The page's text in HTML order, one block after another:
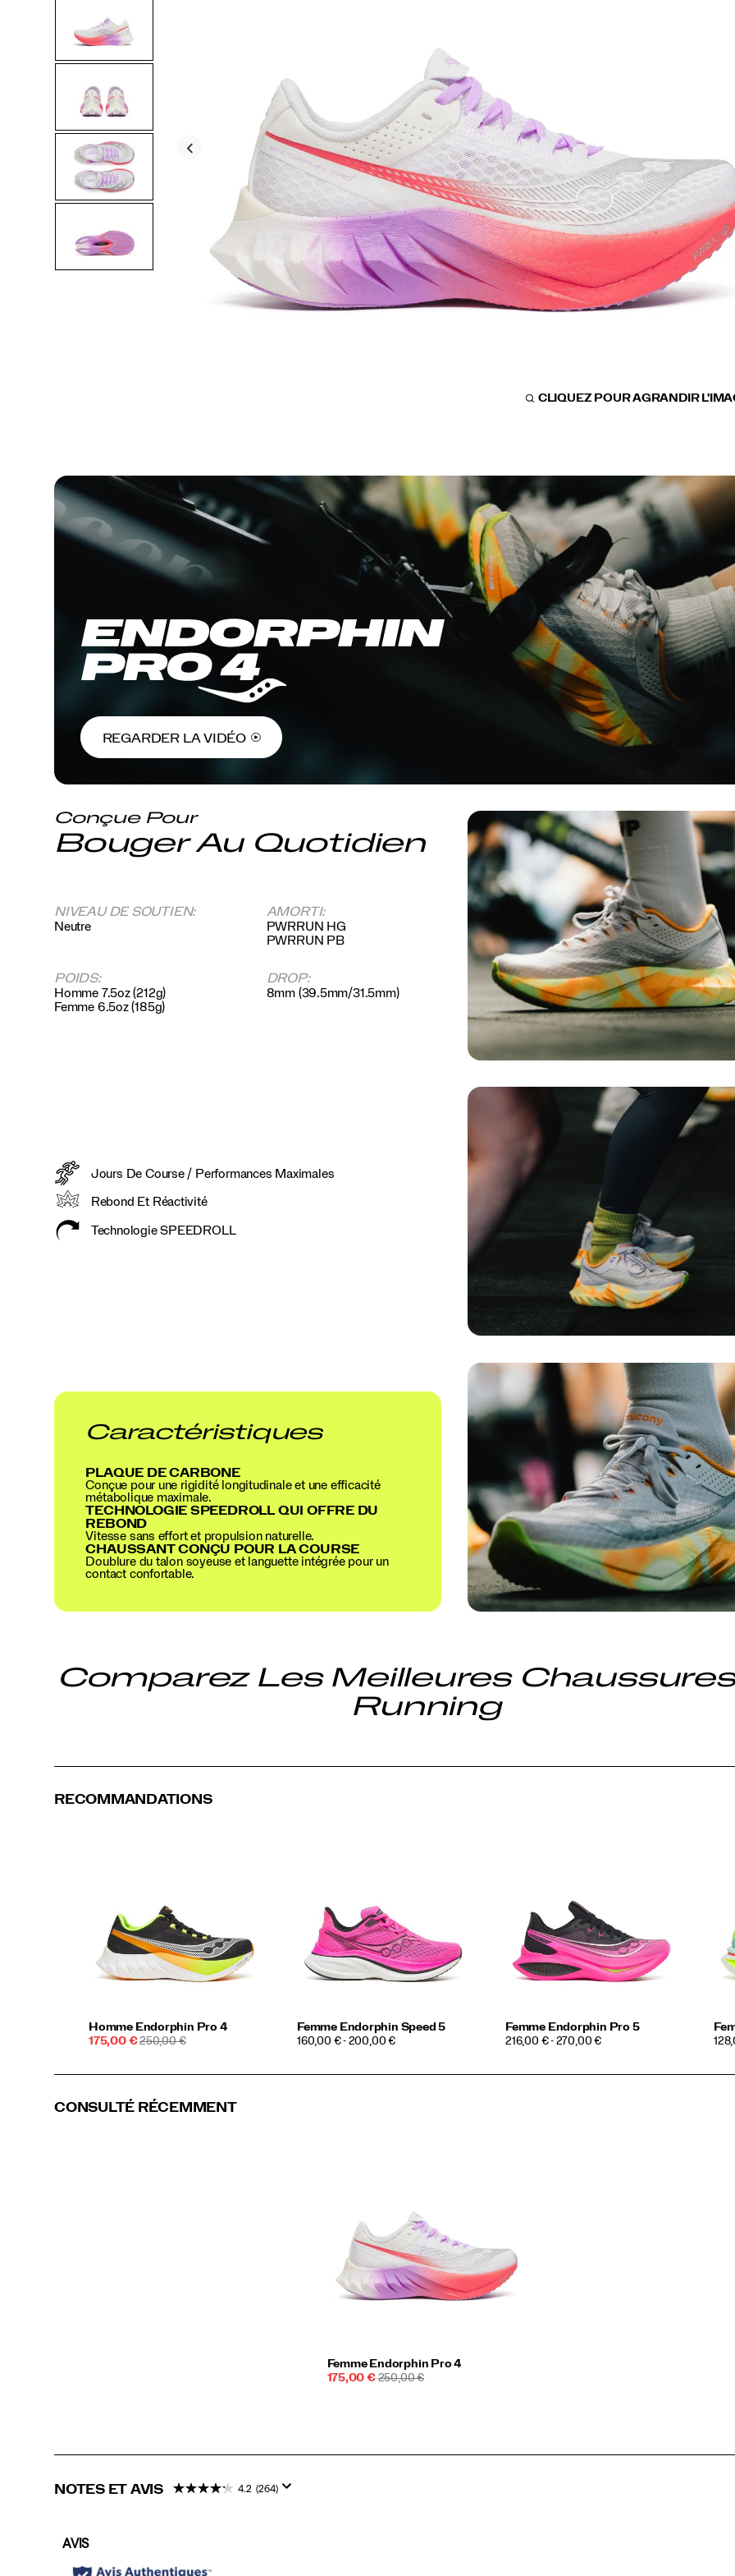
CLIQUEZ POUR AGRANDIR
REGARDER LA VIDÉO
Conçue Pour
Bouger Au Quotidien
NIVEAU DE SOUTIEN:
Neutre
AMORTI:
PWRRUN HG
PWRRUN PB
POIDS:
Homme 7.5oz (212g)
Femme 6.5oz (185g)
DROP:
8mm (39.5mm/31.5mm)
Jours De Course / Performances Maximales
Rebond Et Réactivité
Technologie SPEEDROLL
Caractéristiques
PLAQUE DE CARBONE
Conçue pour une rigidité longitudinale et une efficacité
métabolique maximale.
TECHNOLOGIE SPEEDROLL QUI OFFRE DU
REBOND
Vitesse sans effort et propulsion naturelle.
CHAUSSANT CONÇU POUR LA COURSE
Doublure du talon soyeuse et languette intégrée pour un
contact confortable.
Comparez Les Meilleures
Running
RECOMMANDATIONS
Homme Endorphin Pro 4
Prix
175,00 €PRIX
250,00 €
Femme Endorphin Speed 5
PRICE
160,00 € - 200,00 €
Femme Endorphin Pro 5
PRICE
216,00 € - 270,00 €
CONSULTÉ RÉCEMMENT
Femme Endorphin Pro 4
Prix
175,00 €PRIX
250,00 €
NOTES ET AVIS 4.2 (264)